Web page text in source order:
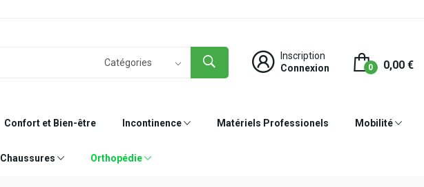
Inscription
Connexion
0 0,00 €
Confort et Bien-être Incontinence Matériels Professionels Mobilité
Chaussures Orthopédie